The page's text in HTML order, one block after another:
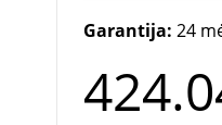
Garantija: 24